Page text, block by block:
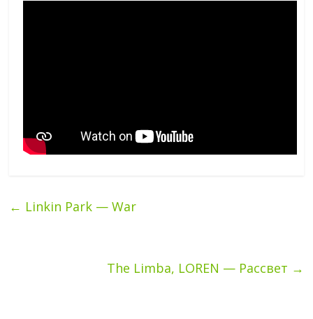
← Linkin Park — War
The Limba, LOREN — Рассвет →